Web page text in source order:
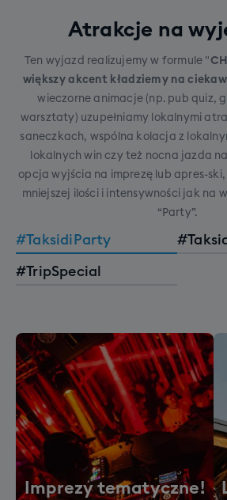
Atrakcje na
Ten wyjazd realizujemy w formule "
większy akcent kładziemy na
wieczorne animacje (np. pub quiz,
warsztaty) uzupełniamy lokalnymi
saneczkach, wspólna kolacja z
lokalnych win czy też nocna jazda
opcja wyjścia na imprezę lub apres-
mniejszej ilości i intensywności jak na
“Party”.
#TaksidiParty
#TripSpecial
Imprezy tematyczne!